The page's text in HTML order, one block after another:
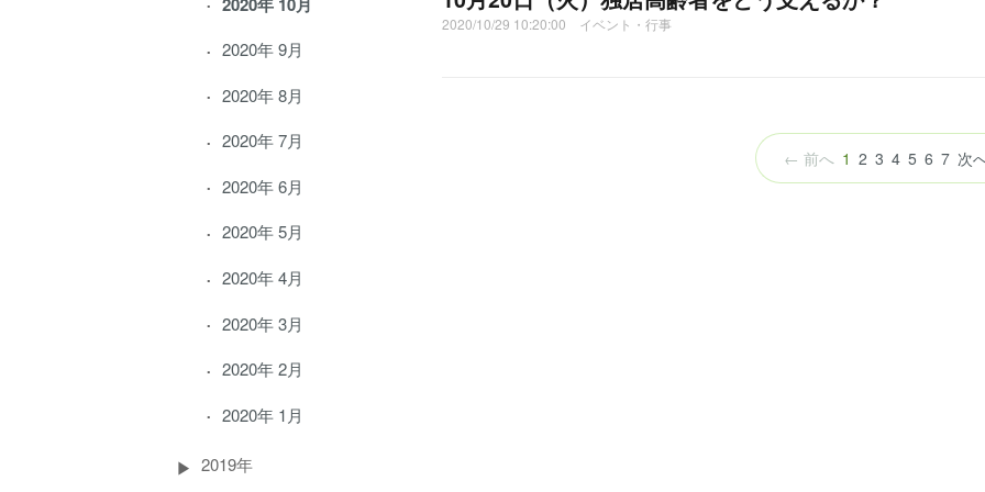
2020年 9月
2020年 8月
2020年 7月
2020年 6月
2020年 5月
2020年 4月
2020年 3月
2020年 2月
2020年 1月
2019年
2020/10/29 10:20:00 イベント・行事
← 前へ 1 （こ
の
2 3 4 5 6 7 次